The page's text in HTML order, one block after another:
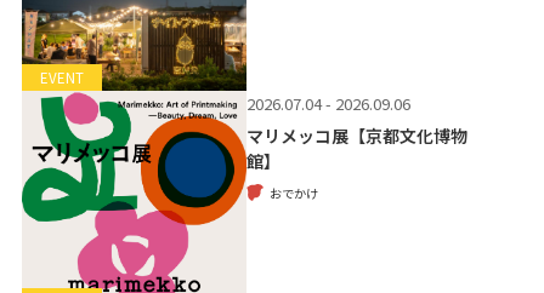
EVENT
2026.07.04 - 2026.09.06
マリメッコ展【京都文化博物
館】
おでかけ